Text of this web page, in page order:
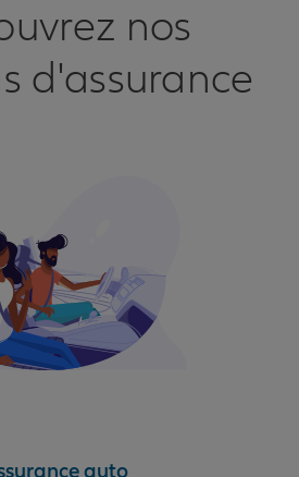
nos
d'assurance